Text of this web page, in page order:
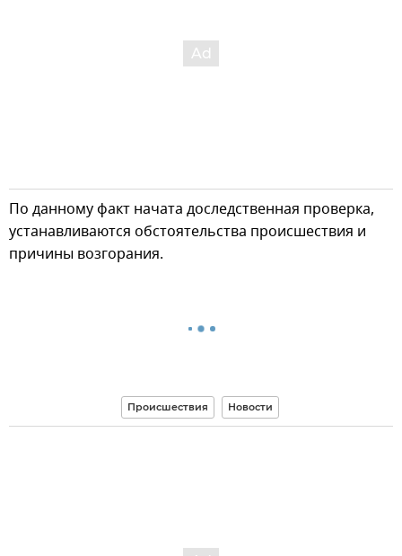
По данному факт начата доследственная проверка,
устанавливаются обстоятельства происшествия и
причины возгорания.
Происшествия Новости